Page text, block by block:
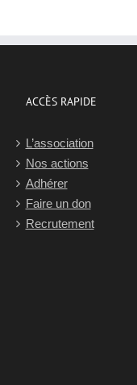
ACCÈS RAPIDE
L’association
Nos actions
Adhérer
Faire un don
Recrutement